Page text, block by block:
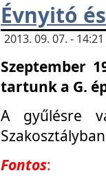
Évnyitó
2013. 09. 07. -
Szeptember
tartunk a G.
A gyűlésre
Fontos: